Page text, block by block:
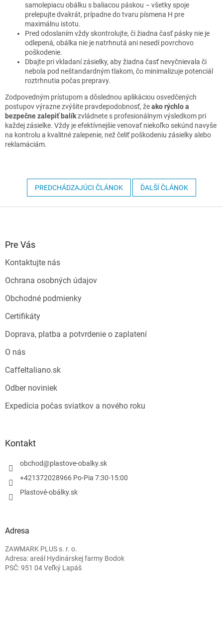
samolepiacu obálku s baliacou páskou – všetky spoje
prelepujte dvakrát, prípadne do tvaru písmena H pre
maximálnu istotu.
Pred odoslaním vždy skontrolujte, či žiadna časť pásky nie je
odlepená, obálka nie je natrhnutá ani nesedí povrchovo
poškodenie.
Dbajte pri vkladaní zásielky, aby žiadna časť nevyčnievala či
nebola pod neštandardným tlakom, čo minimalizuje potenciál
roztrhnutia počas prepravy.
Zodpovedným prístupom a dôslednou aplikáciou osvedčených
postupov výrazne zvýšite pravdepodobnosť, žeako rýchlo a
bezpečne zalepiť balíkzvládnete s profesionálnym výsledkom pri
každej zásielke. Vždy je efektívnejšie venovať niekoľko sekúnd navyše
na kontrolu a kvalitné zalepenie, než čeliť poškodeniu zásielky alebo
reklamáciám.
PREDCHÁDZAJÚCI ČLÁNOK ĎALŠÍ ČLÁNOK
Pre Vás
Kontaktujte nás
Ochrana osobných údajov
Obchodné podmienky
Certifikáty
Doprava, platba a potvrdenie o zaplatení
O nás
CaffeItaliano.sk
Odber noviniek
Expedícia počas sviatkov a nového roku
Kontakt
obchod@plastove-obalky.sk
+421372028966 Po-Pia 7:30-15:00
Plastové-obálky.sk
Adresa
ZAWMARK PLUS s. r. o.
Adresa: areál Hydinárskej farmy Bodok
PSČ: 951 04 Veľký Lapáš